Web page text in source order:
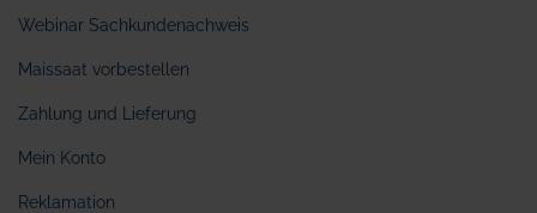
Webinar Sachkundenachweis
Maissaat vorbestellen
Zahlung und Lieferung
Mein Konto
Reklamation